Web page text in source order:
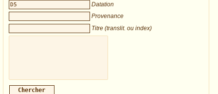
Datation
Provenance
Titre (translit. ou index)